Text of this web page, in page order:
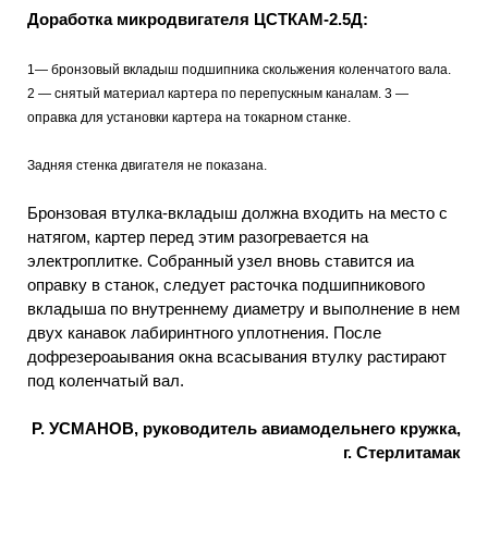
Доработка микродвигателя ЦСТКАМ-2.5Д:
1— бронзовый вкладыш подшипника скольжения коленчатого вала.
2 — снятый материал картера по перепускным каналам. 3 —
оправка для установки картера на токарном станке.
Задняя стенка двигателя не показана.
Бронзовая втулка-вкладыш должна входить на место с
натягом, картер перед этим разогревается на
электроплитке. Собранный узел вновь ставится иа
оправку в станок, следует расточка подшипникового
вкладыша по внутреннему диаметру и выполнение в нем
двух канавок лабиринтного уплотнения. После
дофрезероаывания окна всасывания втулку растирают
под коленчатый вал.
Р. УСМАНОВ, руководитель авиамодельнего кружка,
г. Стерлитамак